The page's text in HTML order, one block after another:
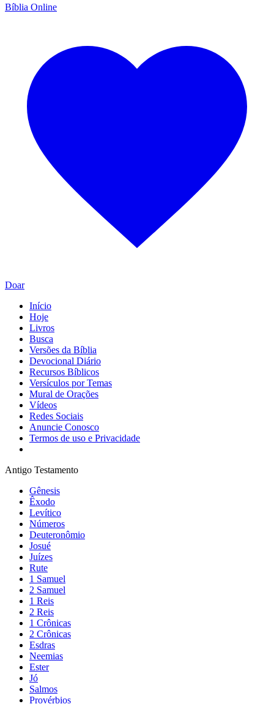
Bíblia Online
Doar
Início
Hoje
Livros
Busca
Versões da Bíblia
Devocional Diário
Recursos Bíblicos
Versículos por Temas
Mural de Orações
Vídeos
Redes Sociais
Anuncie Conosco
Termos de uso e Privacidade
Antigo Testamento
Gênesis
Êxodo
Levítico
Números
Deuteronômio
Josué
Juízes
Rute
1 Samuel
2 Samuel
1 Reis
2 Reis
1 Crônicas
2 Crônicas
Esdras
Neemias
Ester
Jó
Salmos
Provérbios